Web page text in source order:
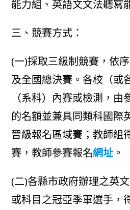
能力組、英語文文法聽寫
三、競賽方式：
(一)採取三級制競賽，依
及全國總決賽。各校（或
（系科）內賽或檢測，
的名額並兼具同類科國際
晉級報名區域賽；教師組
賽，教師參賽報名網址 。
(二)各縣市政府辦理之英
或科目之冠亞季軍選手，